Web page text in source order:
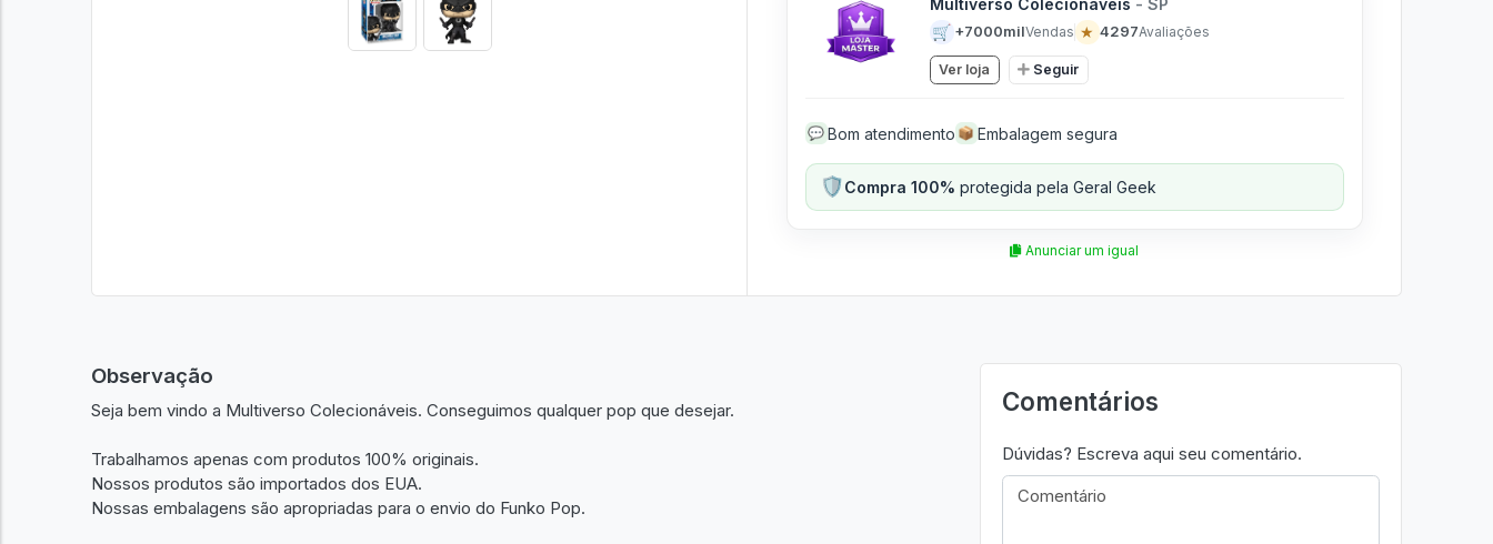
🛒 +7000milVendas ★ 4297Avaliações
Ver loja Seguir
💬 Bom atendimento 📦 Embalagem segura
🛡️Compra 100% protegida pela Geral Geek
Anunciar um igual
Observação
Seja bem vindo a Multiverso Colecionáveis. Conseguimos qualquer pop que desejar.
Trabalhamos apenas com produtos 100% originais.
Nossos produtos são importados dos EUA.
Nossas embalagens são apropriadas para o envio do Funko Pop.
Comentários
Dúvidas? Escreva aqui seu comentário.